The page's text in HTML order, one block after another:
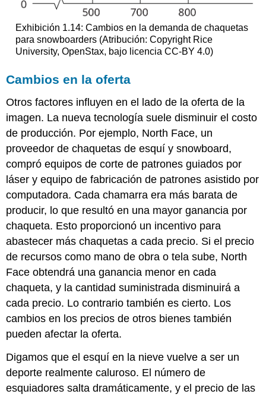
Exhibición 1.14: Cambios en la demanda de chaquetas
para snowboarders (Atribución: Copyright Rice
University, OpenStax, bajo licencia CC-BY 4.0)
Cambios en la oferta
Otros factores influyen en el lado de la oferta de la
imagen. La nueva tecnología suele disminuir el costo
de producción. Por ejemplo, North Face, un
proveedor de chaquetas de esquí y snowboard,
compró equipos de corte de patrones guiados por
láser y equipo de fabricación de patrones asistido por
computadora. Cada chamarra era más barata de
producir, lo que resultó en una mayor ganancia por
chaqueta. Esto proporcionó un incentivo para
abastecer más chaquetas a cada precio. Si el precio
de recursos como mano de obra o tela sube, North
Face obtendrá una ganancia menor en cada
chaqueta, y la cantidad suministrada disminuirá a
cada precio. Lo contrario también es cierto. Los
cambios en los precios de otros bienes también
pueden afectar la oferta.
Digamos que el esquí en la nieve vuelve a ser un
deporte realmente caluroso. El número de
esquiadores salta dramáticamente, y el precio de las